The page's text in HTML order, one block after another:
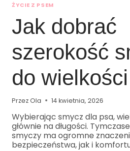
ŻYCIE Z PSEM
Jak dobrać
szerokość
do
PrzezOla 14 kwietnia, 2026
Wybierając smycz dla psa,
głównie na długości.
smyczy ma ogromne
bezpieczeństwa, jak i